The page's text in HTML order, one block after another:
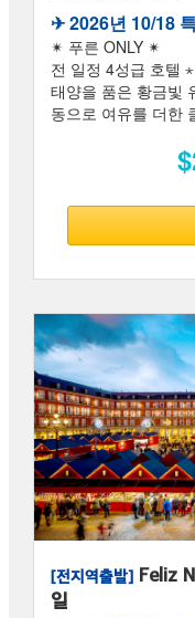
✈︎ 2026년 10/18
✴ 푸른 ONLY ✴
전 일정 4성급 호텔
태양을 품은 황금빛
동으로 여유를 더한
[전지역출발] Feliz
일